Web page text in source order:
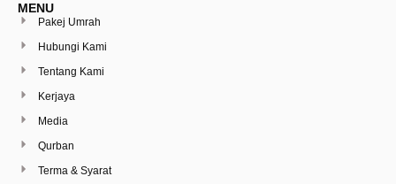
MENU
Pakej Umrah
Hubungi Kami
Tentang Kami
Kerjaya
Media
Qurban
Terma & Syarat